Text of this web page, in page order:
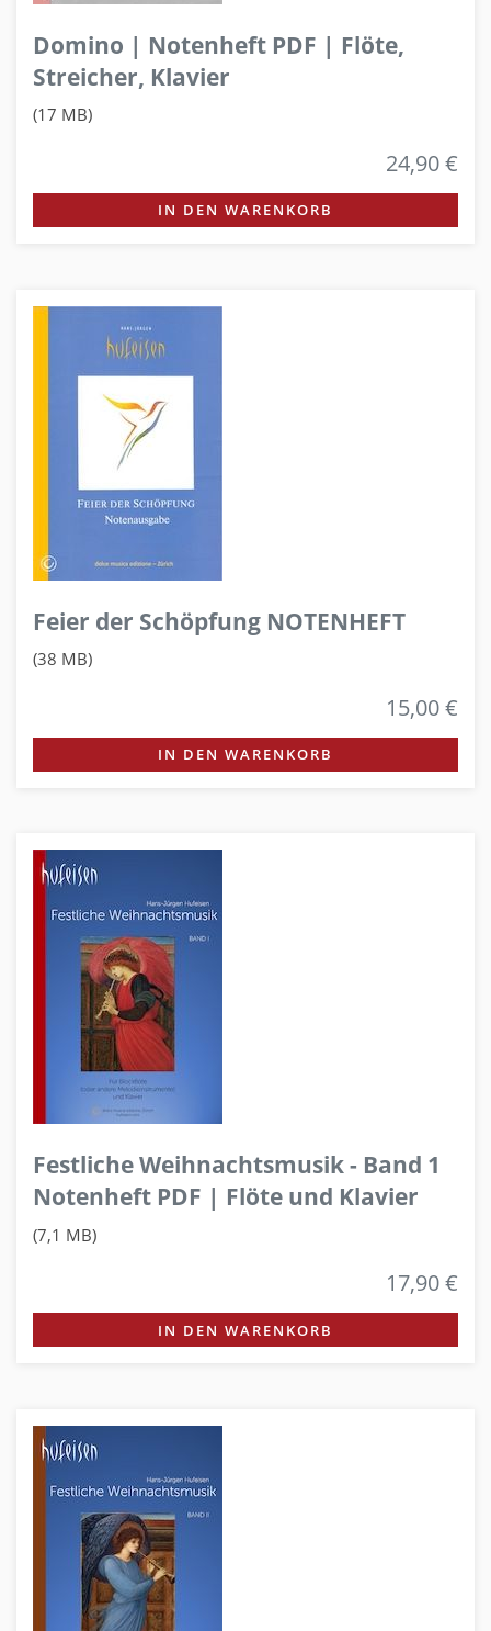
Domino | Notenheft PDF | Flöte,
Streicher, Klavier
(17 MB)
24,90 €
IN DEN WARENKORB
Feier der Schöpfung NOTENHEFT
(38 MB)
15,00 €
IN DEN WARENKORB
Festliche Weihnachtsmusik - Band 1
Notenheft PDF | Flöte und Klavier
(7,1 MB)
17,90 €
IN DEN WARENKORB